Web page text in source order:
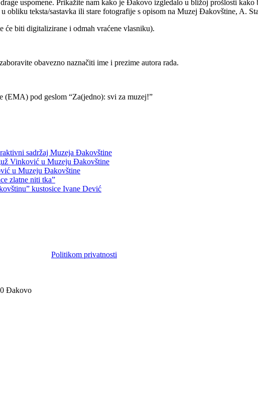
uspomene. Prikažite nam kako je Đakovo izgledalo u bližoj prošlosti
obliku teksta/sastavka ili stare fotografije s opisom na Muzej Đakovštine, A.
će biti digitalizirane i odmah vraćene vlasniku).
obavezno naznačiti ime i prezime autora rada.
(EMA) pod geslom “Za(jedno): svi za muzej!”
sadržaj Muzeja Đakovštine
Vinković u Muzeju Đakovštine
u Muzeju Đakovštine
zlatne niti tka”
kustosice Ivane Dević
Politikom privatnosti
Đakovo